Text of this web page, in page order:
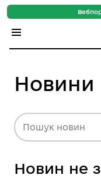
Індекс громад
Цифровий
База знань
Новини
Новини
Пошук новин
Новин не